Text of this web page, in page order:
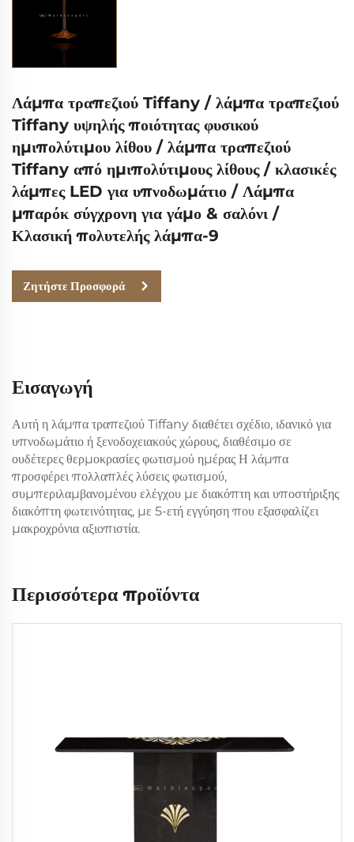
Λάμπα τραπεζιού Tiffany / λάμπα τραπεζιού
Tiffany υψηλής ποιότητας φυσικού
ημιπολύτιμου λίθου / λάμπα τραπεζιού
Tiffany από ημιπολύτιμους λίθους / κλασικές
λάμπες LED για υπνοδωμάτιο / Λάμπα
μπαρόκ σύγχρονη για γάμο & σαλόνι /
Κλασική πολυτελής λάμπα-9
Ζητήστε Προσφορά
Εισαγωγή
Αυτή η λάμπα τραπεζιού Tiffany διαθέτει σχέδιο, ιδανικό για
υπνοδωμάτιο ή ξενοδοχειακούς χώρους, διαθέσιμο σε
ουδέτερες θερμοκρασίες φωτισμού ημέρας Η λάμπα
προσφέρει πολλαπλές λύσεις φωτισμού,
συμπεριλαμβανομένου ελέγχου με διακόπτη και υποστήριξης
διακόπτη φωτεινότητας, με 5-ετή εγγύηση που εξασφαλίζει
μακροχρόνια αξιοπιστία.
Περισσότερα προϊόντα